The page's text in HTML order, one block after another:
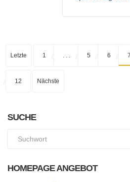
Letzte 1 5 6 7
12 Nächste
SUCHE
HOMEPAGE ANGEBOT